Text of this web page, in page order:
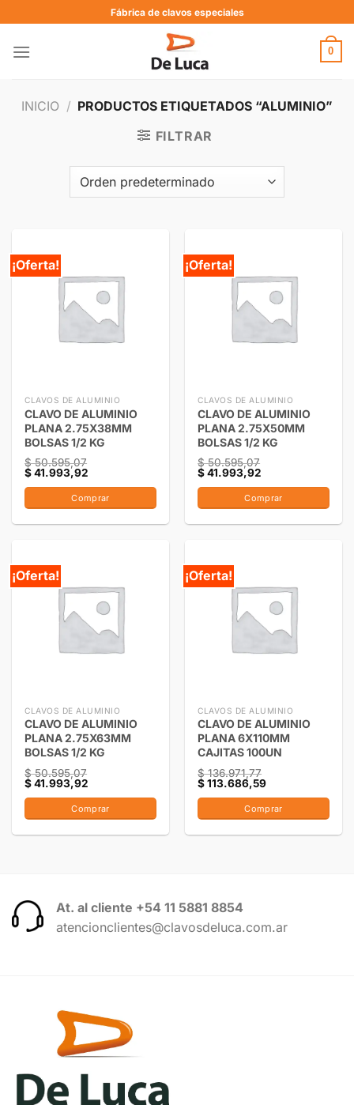
Fábrica de clavos especiales
0
INICIO / PRODUCTOS ETIQUETADOS “ALUMINIO”
FILTRAR
¡Oferta!
CLAVOS DE ALUMINIO
CLAVO DE ALUMINIO
PLANA 2.75X38MM
BOLSAS 1/2 KG
$50.595,07
$41.993,92
Comprar
¡Oferta!
CLAVOS DE ALUMINIO
CLAVO DE ALUMINIO
PLANA 2.75X50MM
BOLSAS 1/2 KG
$50.595,07
$41.993,92
Comprar
¡Oferta!
CLAVOS DE ALUMINIO
CLAVO DE ALUMINIO
PLANA 2.75X63MM
BOLSAS 1/2 KG
$50.595,07
$41.993,92
Comprar
¡Oferta!
CLAVOS DE ALUMINIO
CLAVO DE ALUMINIO
PLANA 6X110MM
CAJITAS 100UN
$136.971,77
$113.686,59
Comprar
At. al cliente +54 11 5881 8854
atencionclientes@clavosdeluca.com.ar